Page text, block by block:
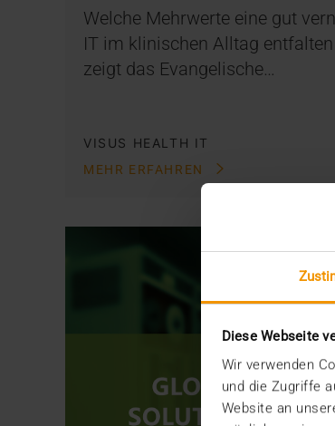
Diese Webseite
Wir verwenden
und die Zugriffe
Website an
Welche Mehrwerte eine gut
IT im klinischen Alltag
zeigt das Evangelische…
VISUS HEALTH IT
MEHR ERFAHREN